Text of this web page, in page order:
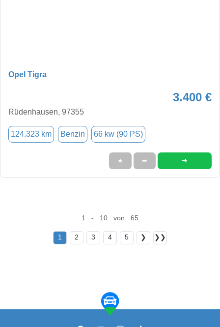
Opel Tigra
3.400 €
Rüdenhausen, 97355
124.323 km Benzin 66 kw (90 PS)
★ ➦ ➜
1 - 10 von 65
1 2 3 4 5 ❯ ❯❯